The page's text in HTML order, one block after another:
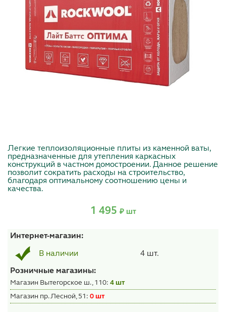
Легкие теплоизоляционные плиты из каменной ваты,
предназначенные для утепления каркасных
конструкций в частном домостроении. Данное решение
позволит сократить расходы на строительство,
благодаря оптимальному соотношению цены и
качества.
1 495 ₽ шт
Интернет-магазин:
В наличии 4 шт.
Розничные магазины:
Магазин Вытегорское ш., 110: 4 шт
Магазин пр. Лесной, 51: 0 шт